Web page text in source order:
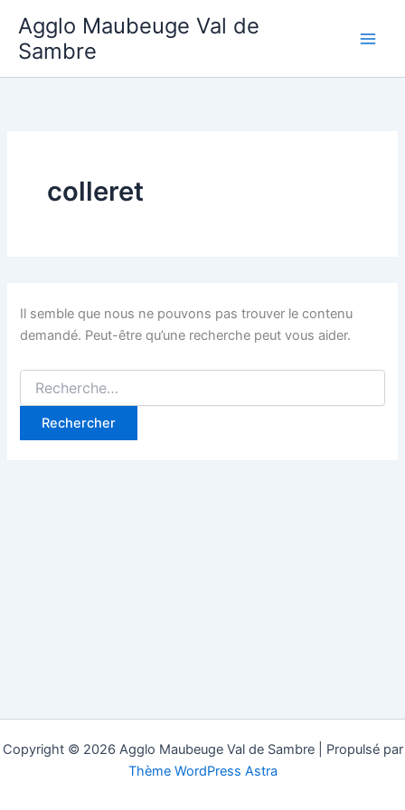
contenu
Agglo Maubeuge Val de
Sambre
colleret
Il semble que nous ne pouvons pas trouver le contenu
demandé. Peut-être qu’une recherche peut vous aider.
Rechercher :
Copyright © 2026 Agglo Maubeuge Val de Sambre | Propulsé par
Thème WordPress Astra